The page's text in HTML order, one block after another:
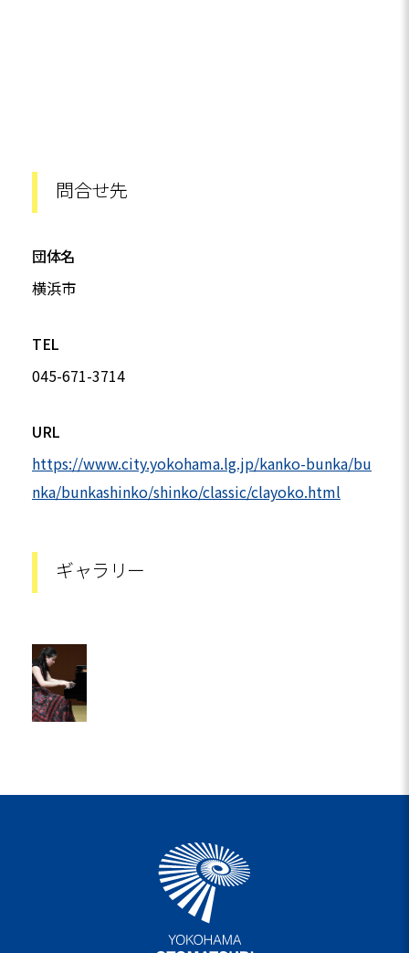
問合せ先
団体名
横浜市
TEL
045-671-3714
URL
https://www.city.yokohama.lg.jp/kanko-bunka/bu
nka/bunkashinko/shinko/classic/clayoko.html
ギャラリー